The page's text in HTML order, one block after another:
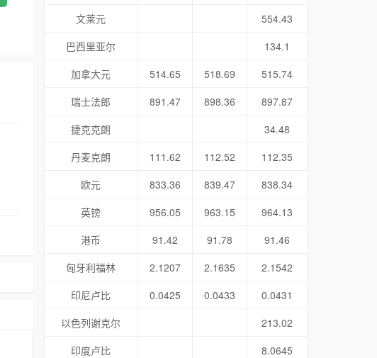
文莱元
554.43
巴西里亚尔
134.1
加拿大元
514.65 518.69
515.74
瑞士法郎
891.47 898.36
897.87
捷克克朗
34.48
丹麦克朗
111.62 112.52
112.35
欧元
833.36 839.47
838.34
英镑
956.05 963.15
964.13
港币
91.42 91.78
91.46
匈牙利福林
2.1207 2.1635
2.1542
印尼卢比
0.0425 0.0433
0.0431
以色列谢克尔
213.02
印度卢比
8.0645